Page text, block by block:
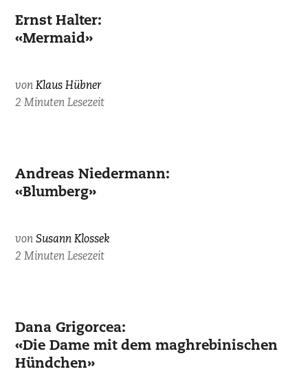
Ernst Halter:
«Mermaid»
vonKlaus Hübner
2 Minuten Lesezeit
Andreas Niedermann:
«Blumberg»
vonSusann Klossek
2 Minuten Lesezeit
Dana Grigorcea:
«Die Dame mit dem maghrebinischen
Hündchen»